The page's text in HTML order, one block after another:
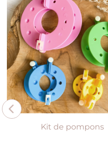
Kit de pompons